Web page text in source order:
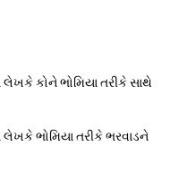
કોને ભોમિયા તરીકે સાથે
ભોમિયા તરીકે ભરવાડને